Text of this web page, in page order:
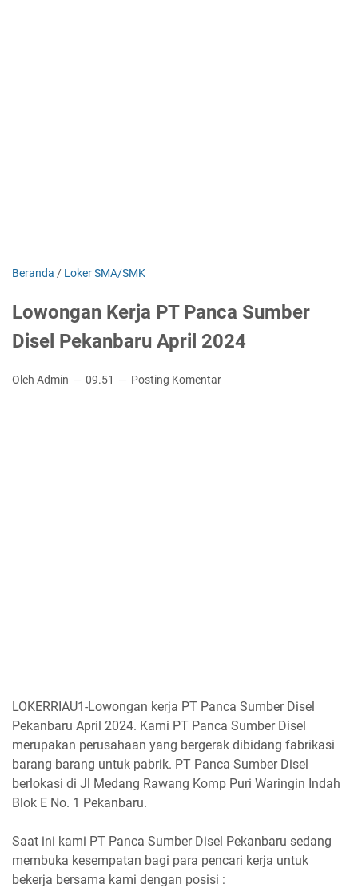
Beranda / Loker SMA/SMK
Lowongan Kerja PT Panca Sumber
Disel Pekanbaru April 2024
Oleh Admin 09.51 Posting Komentar
LOKERRIAU1-Lowongan kerja PT Panca Sumber Disel
Pekanbaru April 2024. Kami PT Panca Sumber Disel
merupakan perusahaan yang bergerak dibidang fabrikasi
barang barang untuk pabrik. PT Panca Sumber Disel
berlokasi di Jl Medang Rawang Komp Puri Waringin Indah
Blok E No. 1 Pekanbaru.
Saat ini kami PT Panca Sumber Disel Pekanbaru sedang
membuka kesempatan bagi para pencari kerja untuk
bekerja bersama kami dengan posisi :